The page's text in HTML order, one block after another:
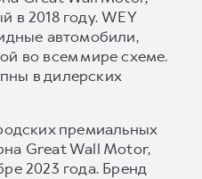
в 2018 году. WEY
автомобили,
во всем мире схеме.
в дилерских
премиальных
Great Wall Motor,
2023 года. Бренд